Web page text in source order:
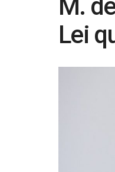
M.
Lei